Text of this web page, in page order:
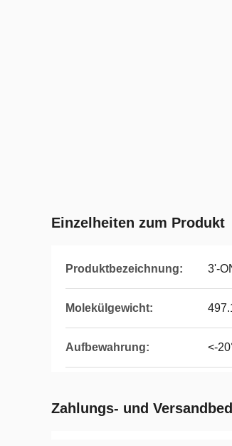
Einzelheiten zum Produkt
Produktbezeichnung: 3'-
Molekülgewicht:
Aufbewahrung: <-
Zahlungs- und